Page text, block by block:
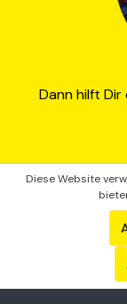
Dann hilft
Als
entwickeln,
Träume und
überhaupt
seitdem mit
Diese Website